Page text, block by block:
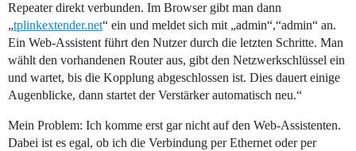
Repeater direkt verbunden. Im Browser gibt man dann
„tplinkextender.net“ ein und meldet sich mit „admin“,“admin“ an.
Ein Web-Assistent führt den Nutzer durch die letzten Schritte. Man
wählt den vorhandenen Router aus, gibt den Netzwerkschlüssel ein
und wartet, bis die Kopplung abgeschlossen ist. Dies dauert einige
Augenblicke, dann startet der Verstärker automatisch neu.“
Mein Problem: Ich komme erst gar nicht auf den Web-Assistenten.
Dabei ist es egal, ob ich die Verbindung per Ethernet oder per